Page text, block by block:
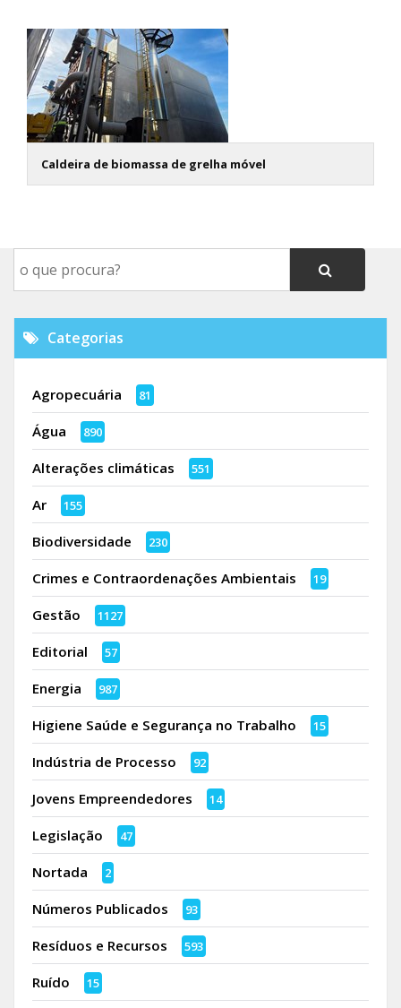
Caldeira de biomassa de grelha móvel
Categorias
Agropecuária 81
Água 890
Alterações climáticas 551
Ar 155
Biodiversidade 230
Crimes e Contraordenações Ambientais 19
Gestão 1127
Editorial 57
Energia 987
Higiene Saúde e Segurança no Trabalho 15
Indústria de Processo 92
Jovens Empreendedores 14
Legislação 47
Nortada 2
Números Publicados 93
Resíduos e Recursos 593
Ruído 15